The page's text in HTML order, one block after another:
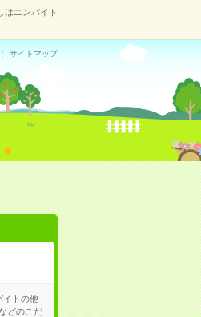
はエンバイト
サイトマップ
イトの他
どのこだ